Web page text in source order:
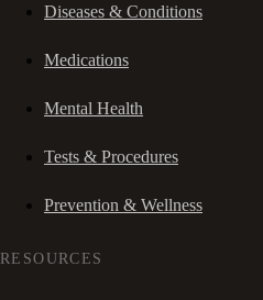
Diseases & Conditions
Medications
Mental Health
Tests & Procedures
Prevention & Wellness
RESOURCES